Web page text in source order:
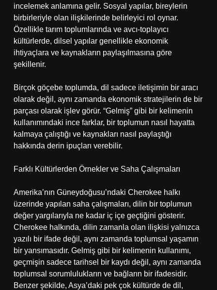
incelemek anlamına gelir. Sosyal yapılar, bireylerin
birbirleriyle olan ilişkilerinde belirleyici rol oynar.
Özellikle tarım toplumlarında ve avcı-toplayıcı
kültürlerde, dilsel yapılar genellikle ekonomik
ihtiyaçlara ve kaynakların paylaşılmasına göre
şekillenir.
Birçok göçebe toplumda, dil sadece iletişimin bir aracı
olarak değil, aynı zamanda ekonomik stratejilerin de bir
parçası olarak işlev görür. “Gelmiş” gibi bir kelimenin
kullanımındaki ince farklar, bir toplumun nasıl hayatta
kalmaya çalıştığı ve kaynakları nasıl paylaştığı
hakkında derin ipuçları verebilir.
Farklı Kültürlerden Örnekler ve Saha Çalışmaları
Amerika’nın Güneydoğusu’ndaki Cherokee halkı
üzerinde yapılan saha çalışmaları, dilin bir toplumun
değer yargılarıyla ne kadar iç içe geçtiğini gösterir.
Cherokee halkında, dilin zamanla olan ilişkisi yalnızca
yazılı bir ifade değil, aynı zamanda toplumsal yaşamın
bir yansımasıdır. Gelmiş gibi bir kelimenin kullanımı,
geçmişin sadece tarihsel bir kaydı değil, aynı zamanda
toplumsal sorumlulukların ve bağların bir ifadesidir.
Benzer şekilde, Asya’daki pek çok kültürde de dil,